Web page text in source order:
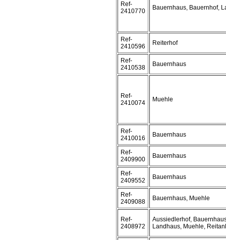
Ref-
2410770
Bauernhaus, Bauernhof,
Ref-
2410596
Reiterhof
Ref-
2410538
Bauernhaus
Ref-
2410074
Muehle
Ref-
2410016
Bauernhaus
Ref-
2409900
Bauernhaus
Ref-
2409552
Bauernhaus
Ref-
2409088
Bauernhaus, Muehle
Ref-
2408972
Aussiedlerhof,
Landhaus, Muehle,